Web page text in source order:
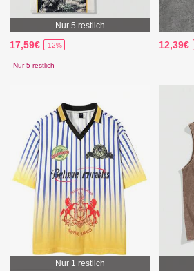
Nur 5 restlich
17,59€ -12%
Nur 5 restlich
12,39€
Nur 1 restlich